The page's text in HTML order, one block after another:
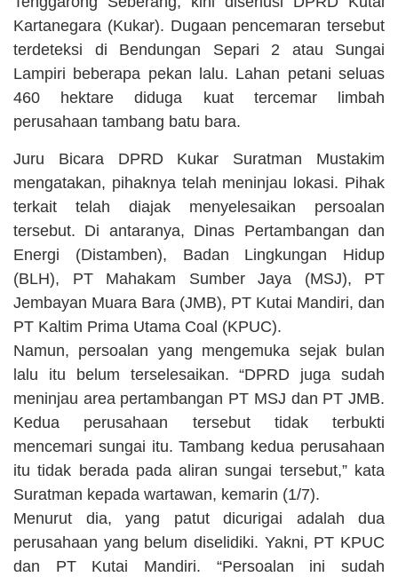
Kartanegara (Kukar). Dugaan pencemaran tersebut
terdeteksi di Bendungan Separi 2 atau Sungai
Lampiri beberapa pekan lalu. Lahan petani seluas
460 hektare diduga kuat tercemar limbah
perusahaan tambang batu bara.
Juru Bicara DPRD Kukar Suratman Mustakim
mengatakan, pihaknya telah meninjau lokasi. Pihak
terkait telah diajak menyelesaikan persoalan
tersebut. Di antaranya, Dinas Pertambangan dan
Energi (Distamben), Badan Lingkungan Hidup
(BLH), PT Mahakam Sumber Jaya (MSJ), PT
Jembayan Muara Bara (JMB), PT Kutai Mandiri, dan
PT Kaltim Prima Utama Coal (KPUC).
Namun, persoalan yang mengemuka sejak bulan
lalu itu belum terselesaikan. “DPRD juga sudah
meninjau area pertambangan PT MSJ dan PT JMB.
Kedua perusahaan tersebut tidak terbukti
mencemari sungai itu. Tambang kedua perusahaan
itu tidak berada pada aliran sungai tersebut,” kata
Suratman kepada wartawan, kemarin (1/7).
Menurut dia, yang patut dicurigai adalah dua
perusahaan yang belum diselidiki. Yakni, PT KPUC
dan PT Kutai Mandiri. “Persoalan ini sudah